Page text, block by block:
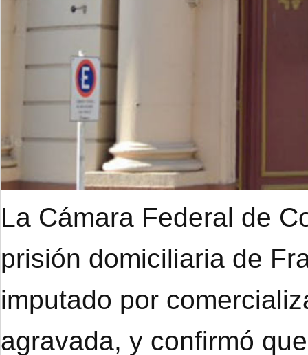
La Cámara Federal de
prisión domiciliaria de
imputado por
agravada, y confirmó